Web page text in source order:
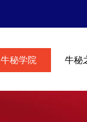
牛秘学院 牛秘